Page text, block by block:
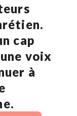
cap
voix
à